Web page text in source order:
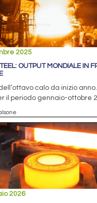
2025
OUTPUT MONDIALE IN
calo da inizio
il periodo gennaio-ottobre
2026